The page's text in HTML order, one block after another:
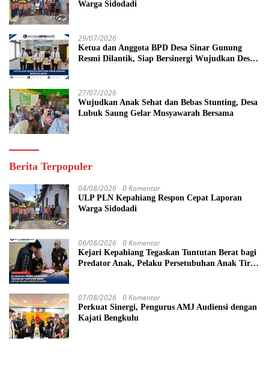
Warga Sidodadi
29/07/2026
Ketua dan Anggota BPD Desa Sinar Gunung
Resmi Dilantik, Siap Bersinergi Wujudkan Desa
27/07/2026
Wujudkan Anak Sehat dan Bebas Stunting, Desa
Lubuk Saung Gelar Musyawarah Bersama
Berita Terpopuler
04/08/2026 0 Komentar
ULP PLN Kepahiang Respon Cepat Laporan
Warga Sidodadi
06/08/2026 0 Komentar
Kejari Kepahiang Tegaskan Tuntutan Berat bagi
Predator Anak, Pelaku Persetubuhan Anak Tiri
07/08/2026 0 Komentar
Perkuat Sinergi, Pengurus AMJ Audiensi dengan
Kajati Bengkulu